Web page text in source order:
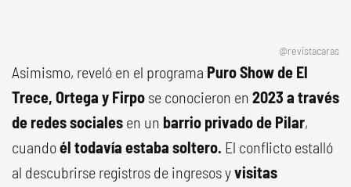
@revistacaras
Asimismo, reveló en el programa Puro Show de El
Trece, Ortega y Firpo se conocieron en 2023 a través
de redes sociales en un barrio privado de Pilar,
cuandoél todavía estaba soltero. El conflicto estalló
al descubrirse registros de ingresos yvisitas